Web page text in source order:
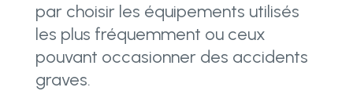
par choisir les équipements utilisés
les plus fréquemment ou ceux
pouvant occasionner des accidents
graves.